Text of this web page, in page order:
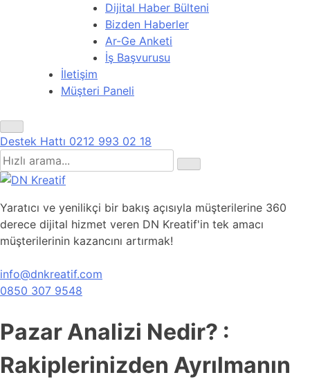
Dijital Haber Bülteni
Bizden Haberler
Ar-Ge Anketi
İş Başvurusu
İletişim
Müşteri Paneli
Destek Hattı 0212 993 02 18
Yaratıcı ve yenilikçi bir bakış açısıyla müşterilerine 360
derece dijital hizmet veren DN Kreatif'in tek amacı
müşterilerinin kazancını artırmak!
info@dnkreatif.com
0850 307 9548
Pazar Analizi Nedir? :
Rakiplerinizden Ayrılmanın